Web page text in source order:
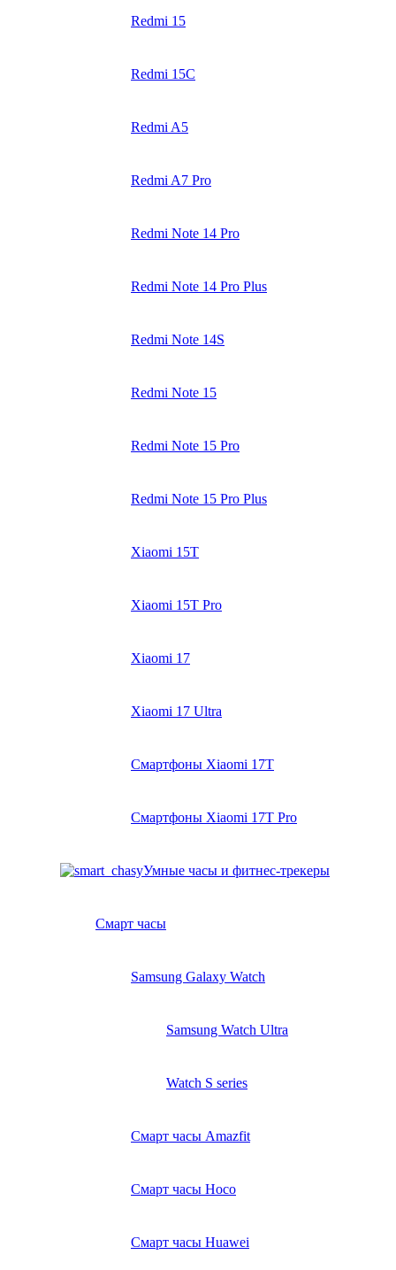
Redmi 15
Redmi 15C
Redmi A5
Redmi A7 Pro
Redmi Note 14 Pro
Redmi Note 14 Pro Plus
Redmi Note 14S
Redmi Note 15
Redmi Note 15 Pro
Redmi Note 15 Pro Plus
Xiaomi 15T
Xiaomi 15T Pro
Xiaomi 17
Xiaomi 17 Ultra
Смартфоны Xiaomi 17Т
Смартфоны Xiaomi 17Т Pro
Умные часы и фитнес-трекеры
Смарт часы
Samsung Galaxy Watch
Samsung Watch Ultra
Watch S series
Смарт часы Amazfit
Смарт часы Hoco
Смарт часы Huawei